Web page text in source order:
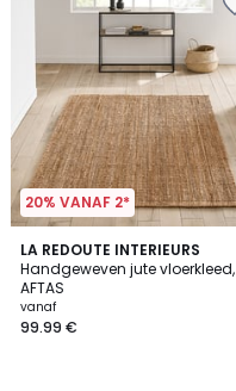
20% VANAF 2*
LA REDOUTE INTERIEURS
Handgeweven jute vloerkleed,
AFTAS
vanaf
99.99 €
4.5
/ 5